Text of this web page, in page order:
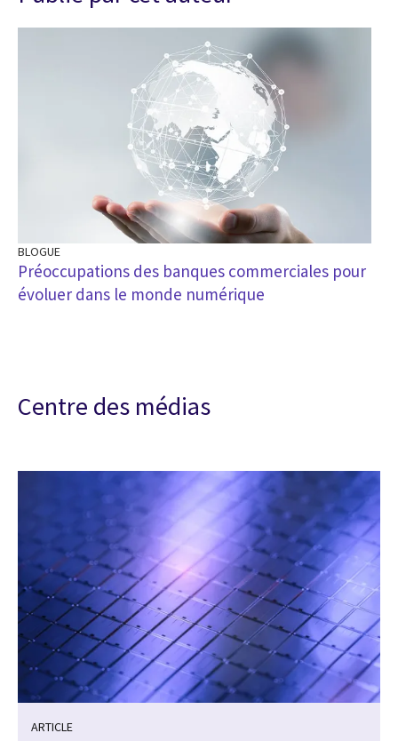
BLOGUE
Préoccupations des banques commerciales pour
évoluer dans le monde numérique
Centre des médias
ARTICLE